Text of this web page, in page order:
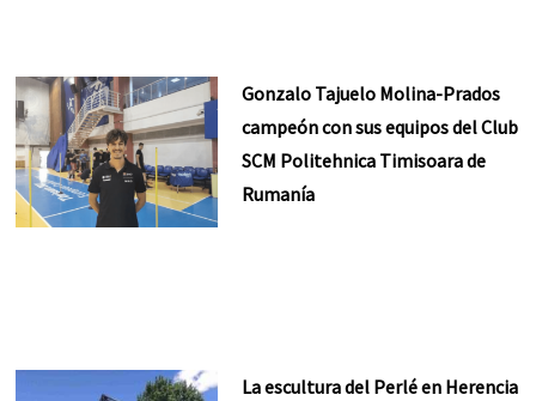
Gonzalo Tajuelo Molina-Prados
campeón con sus equipos del Club
SCM Politehnica Timisoara de
Rumanía
La escultura del Perlé en Herencia